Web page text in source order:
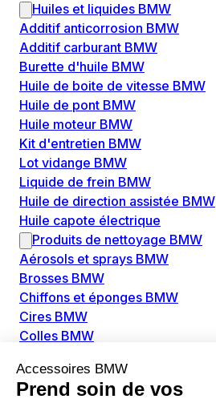
Huiles et liquides BMW
Additif anticorrosion BMW
Additif carburant BMW
Burette d'huile BMW
Huile de boite de vitesse BMW
Huile de pont BMW
Huile moteur BMW
Kit d'entretien BMW
Lot vidange BMW
Liquide de frein BMW
Huile de direction assistée BMW
Huile capote électrique
Produits de nettoyage BMW
Aérosols et sprays BMW
Brosses BMW
Chiffons et éponges BMW
Cires BMW
Colles BMW
Détachants BMW
Disolvants BMW